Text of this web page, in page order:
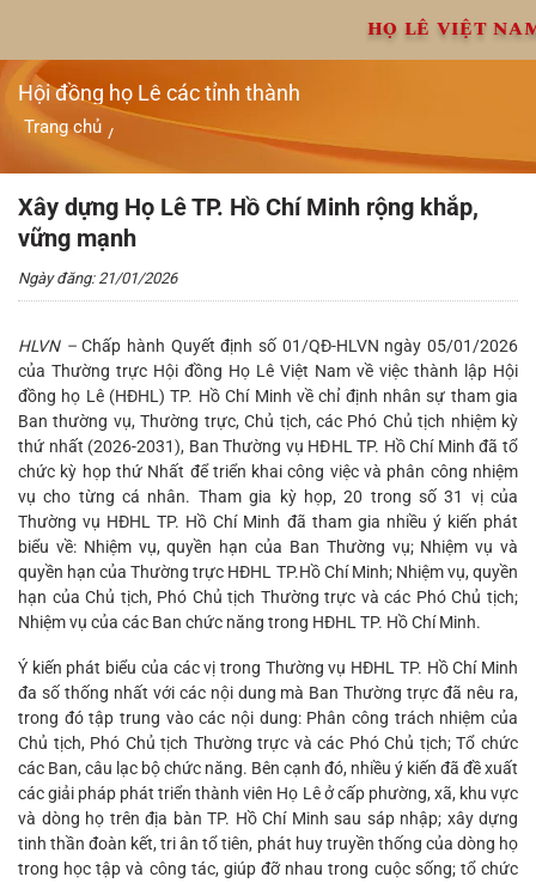
nội
dung
HỌ LÊ VIỆT
Hội đồng họ Lê các tỉnh thành
Trang chủ /
Xây dựng Họ Lê TP. Hồ Chí Minh rộng khắp, vững mạnh
Xây dựng Họ Lê TP. Hồ Chí Minh rộng khắp,
vững mạnh
Ngày đăng: 21/01/2026
HLVN –Chấp hành Quyết định số 01/QĐ-HLVN ngày 05/01/2026
của Thường trực Hội đồng Họ Lê Việt Nam về việc thành lập Hội
đồng họ Lê (HĐHL) TP. Hồ Chí Minh về chỉ định nhân sự tham gia
Ban thường vụ, Thường trực, Chủ tịch, các Phó Chủ tịch nhiệm kỳ
thứ nhất (2026-2031), Ban Thường vụ HĐHL TP. Hồ Chí Minh đã tổ
chức kỳ họp thứ Nhất để triển khai công việc và phân công nhiệm
vụ cho từng cá nhân. Tham gia kỳ họp, 20 trong số 31 vị của
Thường vụ HĐHL TP. Hồ Chí Minh đã tham gia nhiều ý kiến phát
biểu về: Nhiệm vụ, quyền hạn của Ban Thường vụ; Nhiệm vụ và
quyền hạn của Thường trực HĐHL TP.Hồ Chí Minh; Nhiệm vụ, quyền
hạn của Chủ tịch, Phó Chủ tịch Thường trực và các Phó Chủ tịch;
Nhiệm vụ của các Ban chức năng trong HĐHL TP. Hồ Chí Minh.
Ý kiến phát biểu của các vị trong Thường vụ HĐHL TP. Hồ Chí Minh
đa số thống nhất với các nội dung mà Ban Thường trực đã nêu ra,
trong đó tập trung vào các nội dung: Phân công trách nhiệm của
Chủ tịch, Phó Chủ tịch Thường trực và các Phó Chủ tịch; Tổ chức
các Ban, câu lạc bộ chức năng. Bên cạnh đó, nhiều ý kiến đã đề xuất
các giải pháp phát triển thành viên Họ Lê ở cấp phường, xã, khu vực
và dòng họ trên địa bàn TP. Hồ Chí Minh sau sáp nhập; xây dựng
tinh thần đoàn kết, tri ân tổ tiên, phát huy truyền thống của dòng họ
trong học tập và công tác, giúp đỡ nhau trong cuộc sống; tổ chức